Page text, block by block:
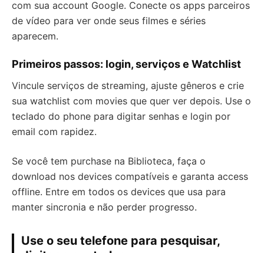
com sua account Google. Conecte os apps parceiros
de vídeo para ver onde seus filmes e séries
aparecem.
Primeiros passos: login, serviços e Watchlist
Vincule serviços de streaming, ajuste gêneros e crie
sua watchlist com movies que quer ver depois. Use o
teclado do phone para digitar senhas e login por
email com rapidez.
Se você tem purchase na Biblioteca, faça o
download nos devices compatíveis e garanta access
offline. Entre em todos os devices que usa para
manter sincronia e não perder progresso.
Use o seu telefone para pesquisar,